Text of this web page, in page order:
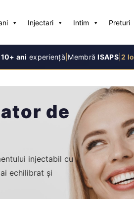
Injectari Intim Preturi
10+ ani experiență MembrăISAPS|2
de
injectabil cu
echilibrat și